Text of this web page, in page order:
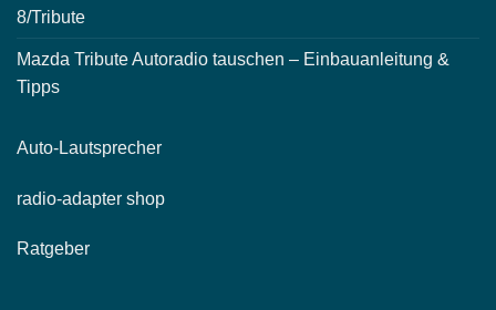
8/Tribute
Mazda Tribute Autoradio tauschen – Einbauanleitung &
Tipps
Auto-Lautsprecher
radio-adapter shop
Ratgeber